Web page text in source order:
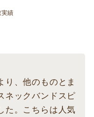
実績
り、他のものとま
ネックバンドスピ
た。こちらは人気